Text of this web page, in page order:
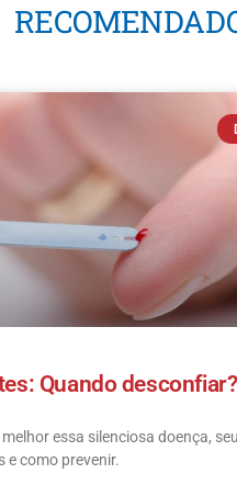
Quando desconfiar?
essa silenciosa doença,
e como prevenir.